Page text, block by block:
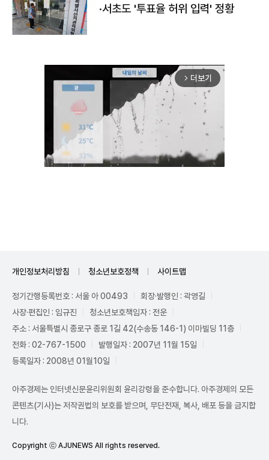
·서초도 '투표율 허위 입력' 정황
arrow_forward_ios 더보기
개인정보처리방침 청소년보호정책 사이트맵
정기간행등록번호 : 서울 아 00493
회장·발행인 : 곽영길
사장·편집인 : 임규진
청소년보호책임자 : 전운
주소 : 서울특별시 종로구 종로 1길 42(수송동 146-1) 이마빌딩 11층
전화 : 02-767-1500
발행일자 : 2007년 11월 15일
등록일자 : 2008년 01월10일
아주경제는 인터넷신문윤리위원회 윤리강령을 준수합니다. 아주경제의 모든
콘텐츠(기사)는 저작권법의 보호를 받으며, 무단전재, 복사, 배포 등을 금지합
니다.
Copyright ⓒ AJUNEWS All rights reserved.